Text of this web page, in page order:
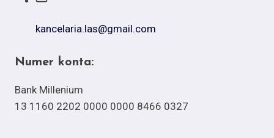
kancelaria.las@gmail.com
Numer konta:
Bank Millenium
13 1160 2202 0000 0000 8466 0327